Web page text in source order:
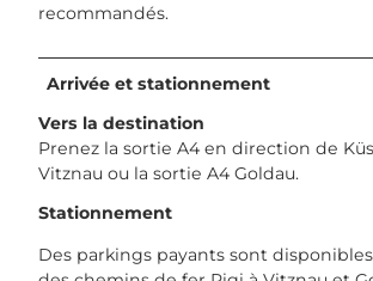
recommandés.
Arrivée et stationnement
Vers la destination
Prenez la sortie A4 en direction de
Vitznau ou la sortie A4 Goldau.
Stationnement
Des parkings payants sont